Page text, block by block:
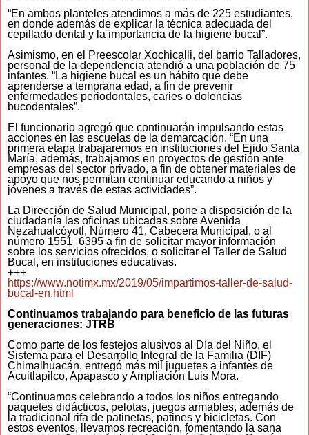
“En ambos planteles atendimos a más de 225 estudiantes,
en donde además de explicar la técnica adecuada del
cepillado dental y la importancia de la higiene bucal”.
Asimismo, en el Preescolar Xochicalli, del barrio Talladores,
personal de la dependencia atendió a una población de 75
infantes. “La higiene bucal es un hábito que debe
aprenderse a temprana edad, a fin de prevenir
enfermedades periodontales, caries o dolencias
bucodentales”.
El funcionario agregó que continuarán impulsando estas
acciones en las escuelas de la demarcación. “En una
primera etapa trabajaremos en instituciones del Ejido Santa
María, además, trabajamos en proyectos de gestión ante
empresas del sector privado, a fin de obtener materiales de
apoyo que nos permitan continuar educando a niños y
jóvenes a través de estas actividades”.
La Dirección de Salud Municipal, pone a disposición de la
ciudadanía las oficinas ubicadas sobre Avenida
Nezahualcóyotl, Número 41, Cabecera Municipal, o al
número 1551–6395 a fin de solicitar mayor información
sobre los servicios ofrecidos, o solicitar el Taller de Salud
Bucal, en instituciones educativas.
+++
https://www.notimx.mx/2019/05/impartimos-taller-de-salud-
bucal-en.html
Continuamos trabajando para beneficio de las futuras
generaciones: JTRB
Como parte de los festejos alusivos al Día del Niño, el
Sistema para el Desarrollo Integral de la Familia (DIF)
Chimalhuacán, entregó más mil juguetes a infantes de
Acuitlapilco, Apapasco y Ampliación Luis Mora.
“Continuamos celebrando a todos los niños entregando
paquetes didácticos, pelotas, juegos armables, además de
la tradicional rifa de patinetas, patines y bicicletas. Con
estos eventos, llevamos recreación, fomentando la sana